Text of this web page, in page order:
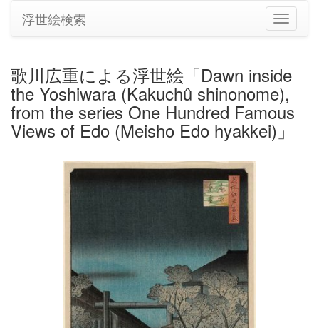
ナ
ビ
シ
ョ
ン
の
切
浮世絵検索
歌川広重による浮世絵「Dawn inside
the Yoshiwara (Kakuchû shinonome),
from the series One Hundred Famous
Views of Edo (Meisho Edo hyakkei)」